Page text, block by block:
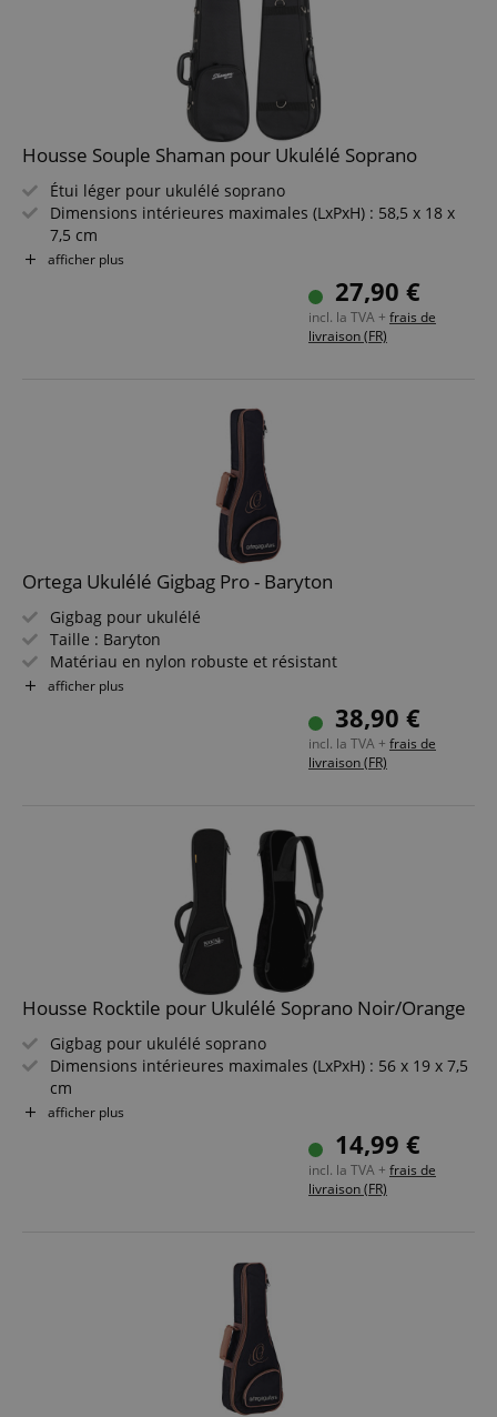
Housse Souple Shaman pour Ukulélé Soprano
Étui léger pour ukulélé soprano
Dimensions intérieures maximales (LxPxH) : 58,5 x 18 x
7,5 cm
Mousse dure moulée
Matériau extérieur déchirure-résistant et déperlant
Compartiment intérieur et poche extérieure
Inclut une sangle d?épaule amovible
afficher plus
27,90 €
incl. la TVA + frais de
livraison (FR)
Ortega Ukulélé Gigbag Pro - Baryton
Gigbag pour ukulélé
Taille : Baryton
Matériau en nylon robuste et résistant
Doublure épaisse et douce avec armature rigide
afficher plus
38,90 €
incl. la TVA + frais de
livraison (FR)
Housse Rocktile pour Ukulélé Soprano Noir/Orange
Gigbag pour ukulélé soprano
Dimensions intérieures maximales (LxPxH) : 56 x 19 x 7,5
cm
Rembourrage de 1 cm d?épaisseur
Matériau extérieur déchirure-résistant et déperlant
Poche extérieure rembourrée pour accessoires
afficher plus
14,99 €
incl. la TVA + frais de
livraison (FR)